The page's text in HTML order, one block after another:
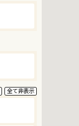
全て非表示